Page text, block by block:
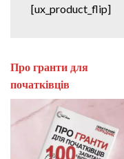
[ux_product_flip]
Про гранти для
початківців